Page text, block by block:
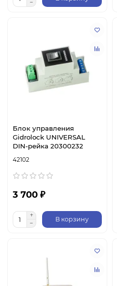
Блок управления
Gidrolock UNIVERSAL
DIN-рейка 20300232
42102
3 700 ₽
В корзину